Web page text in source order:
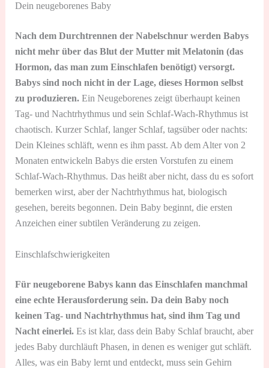
Dein neugeborenes Baby
Nach dem Durchtrennen der Nabelschnur werden Babys
nicht mehr über das Blut der Mutter mit Melatonin (das
Hormon, das man zum Einschlafen benötigt) versorgt.
Babys sind noch nicht in der Lage, dieses Hormon selbst
zu produzieren.Ein Neugeborenes zeigt überhaupt keinen
Tag- und Nachtrhythmus und sein Schlaf-Wach-Rhythmus ist
chaotisch. Kurzer Schlaf, langer Schlaf, tagsüber oder nachts:
Dein Kleines schläft, wenn es ihm passt. Ab dem Alter von 2
Monaten entwickeln Babys die ersten Vorstufen zu einem
Schlaf-Wach-Rhythmus. Das heißt aber nicht, dass du es sofort
bemerken wirst, aber der Nachtrhythmus hat, biologisch
gesehen, bereits begonnen. Dein Baby beginnt, die ersten
Anzeichen einer subtilen Veränderung zu zeigen.
Einschlafschwierigkeiten
Für neugeborene Babys kann das Einschlafen manchmal
eine echte Herausforderung sein. Da dein Baby noch
keinen Tag- und Nachtrhythmus hat, sind ihm Tag und
Nacht einerlei.Es ist klar, dass dein Baby Schlaf braucht, aber
jedes Baby durchläuft Phasen, in denen es weniger gut schläft.
Alles, was ein Baby lernt und entdeckt, muss sein Gehirn